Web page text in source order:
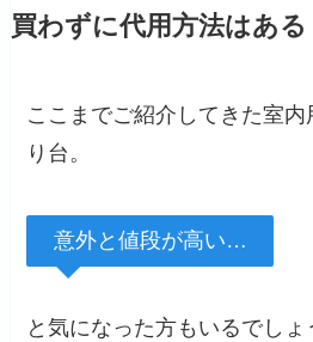
買わずに代用方法はある
ここまでご紹介してきた室
り台。
意外と値段が高い…
と気になった方もいるでしょ